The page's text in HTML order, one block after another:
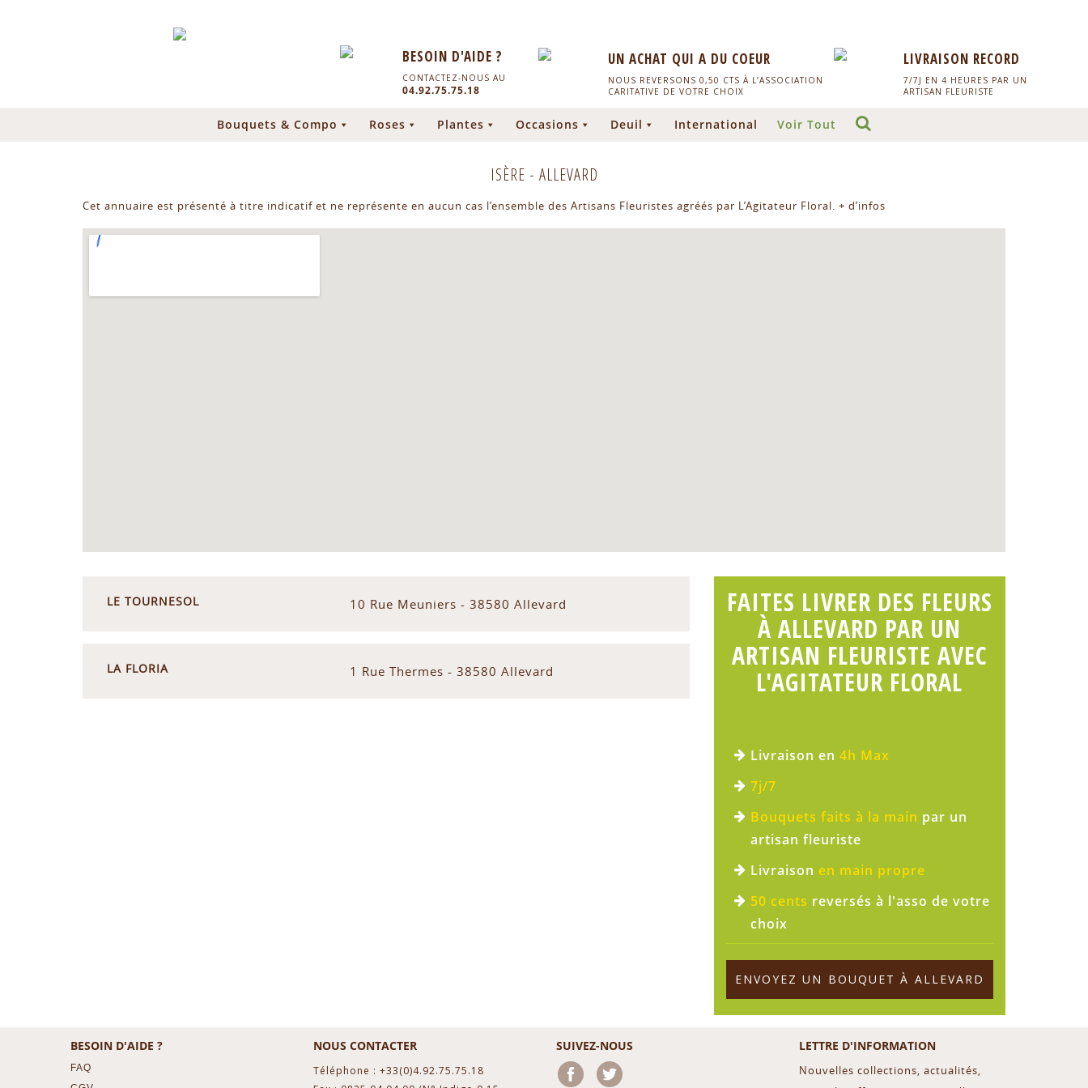
BESOIN D'AIDE ?
CONTACTEZ-NOUS AU
04.92.75.75.18
UN ACHAT QUI A DU COEUR
NOUS REVERSONS 0,50 CTS À L’ASSOCIATION
CARITATIVE DE VOTRE CHOIX
LIVRAISON RECORD
7/7J EN 4 HEURES PAR UN
ARTISAN FLEURISTE
Bouquets & Compo Roses Plantes Occasions Deuil International Voir Tout
ISÈRE - ALLEVARD
Cet annuaire est présenté à titre indicatif et ne représente en aucun cas l’ensemble des Artisans Fleuristes agréés par L’Agitateur Floral. + d’infos
LE TOURNESOL 10 Rue Meuniers - 38580 Allevard
LA FLORIA 1 Rue Thermes - 38580 Allevard
FAITES LIVRER DES FLEURS
À ALLEVARD PAR UN
ARTISAN FLEURISTE AVEC
L'AGITATEUR FLORAL
Livraison en 4h Max
7j/7
Bouquets faits à la main par un
artisan fleuriste
Livraison en main propre
50 cents reversés à l'asso de votre
choix
ENVOYEZ UN BOUQUET À ALLEVARD
BESOIN D'AIDE ?
FAQ
NOUS CONTACTER
Téléphone : +33(0)4.92.75.75.18
SUIVEZ-NOUS
Facebook
LETTRE D'INFORMATION
Nouvelles collections, actualités,